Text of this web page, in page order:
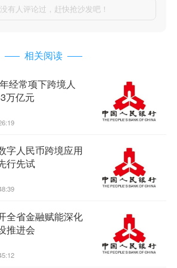
有人评论过，赶快抢沙发吧！
相关阅读
经常项下跨境人
万亿元
字人民币跨境应用
行先试
全省金融赋能深化
推进会